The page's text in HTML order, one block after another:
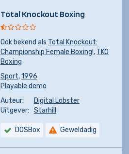
Total Knockout Boxing
Ook bekend als Total Knockout:
Championship Female Boxing!, TKO
Boxing
Sport,1996
Playable demo
Auteur:
Digital Lobster
Uitgever:
Starhill
DOSBox Geweldadig